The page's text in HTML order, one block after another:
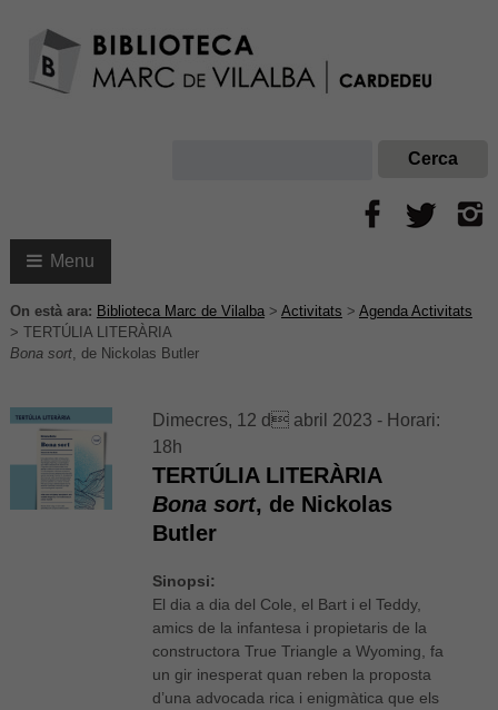
Menu
On està ara: Biblioteca Marc de Vilalba> Activitats > Agenda Activitats
> TERTÚLIA LITERÀRIA
Bona sort, de Nickolas Butler
Dimecres, 12 d abril 2023 - Horari:
18h
TERTÚLIA LITERÀRIA
Bona sort, de Nickolas
Butler
Sinopsi:
El dia a dia del Cole, el Bart i el Teddy,
amics de la infantesa i propietaris de la
constructora True Triangle a Wyoming, fa
un gir inesperat quan reben la proposta
d’una advocada rica i enigmàtica que els